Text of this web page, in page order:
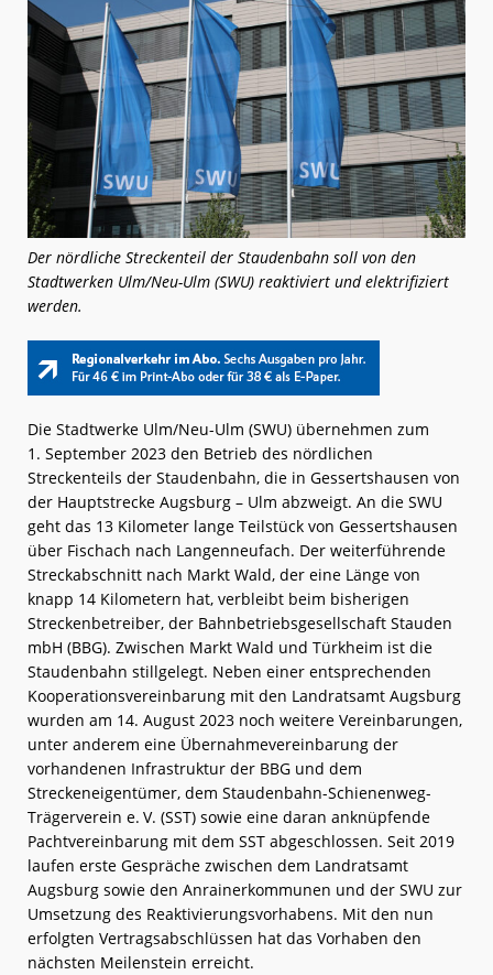
Der nördliche Streckenteil der Staudenbahn soll von den
Stadtwerken Ulm/Neu-Ulm (SWU) reaktiviert und elektrifiziert
werden.
Die Stadtwerke Ulm/Neu-Ulm (SWU) übernehmen zum
1. September 2023 den Betrieb des nördlichen
Streckenteils der Staudenbahn, die in Gessertshausen von
der Hauptstrecke Augsburg – Ulm abzweigt. An die SWU
geht das 13 Kilometer lange Teilstück von Gessertshausen
über Fischach nach Langenneufach. Der weiterführende
Streckabschnitt nach Markt Wald, der eine Länge von
knapp 14 Kilometern hat, verbleibt beim bisherigen
Streckenbetreiber, der Bahnbetriebsgesellschaft Stauden
mbH (BBG). Zwischen Markt Wald und Türkheim ist die
Staudenbahn stillgelegt. Neben einer entsprechenden
Kooperationsvereinbarung mit den Landratsamt Augsburg
wurden am 14. August 2023 noch weitere Vereinbarungen,
unter anderem eine Übernahmevereinbarung der
vorhandenen Infrastruktur der BBG und dem
Streckeneigentümer, dem Staudenbahn-Schienenweg-
Trägerverein e. V. (SST) sowie eine daran anknüpfende
Pachtvereinbarung mit dem SST abgeschlossen. Seit 2019
laufen erste Gespräche zwischen dem Landratsamt
Augsburg sowie den Anrainerkommunen und der SWU zur
Umsetzung des Reaktivierungsvorhabens. Mit den nun
erfolgten Vertragsabschlüssen hat das Vorhaben den
nächsten Meilenstein erreicht.